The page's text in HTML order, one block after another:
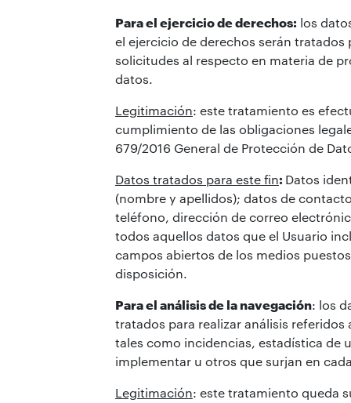
Para el ejercicio de derechos: los
el ejercicio de derechos serán tratados
solicitudes al respecto en materia de
datos.
Legitimación: este tratamiento es
cumplimiento de las obligaciones
679/2016 General de Protección de
Datos tratados para este fin: Datos
(nombre y apellidos); datos de
teléfono, dirección de correo
todos aquellos datos que el Usuario
campos abiertos de los medios
disposición.
Para el análisis de la navegación: los
tratados para realizar análisis referidos
tales como incidencias, estadística de
implementar u otros que surjan en
Legitimación: este tratamiento queda